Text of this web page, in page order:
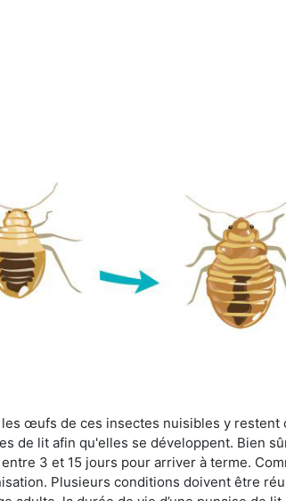
œufs de ces insectes nuisibles y restent
de lit afin qu'elles se développent. Bien
3 et 15 jours pour arriver à terme.
Plusieurs conditions doivent être